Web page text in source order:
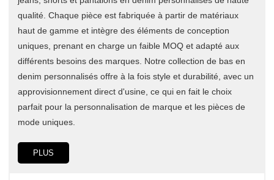
qualité. Chaque pièce est fabriquée à partir de matériaux
haut de gamme et intègre des éléments de conception
uniques, prenant en charge un faible MOQ et adapté aux
différents besoins des marques. Notre collection de bas en
denim personnalisés offre à la fois style et durabilité, avec un
approvisionnement direct d'usine, ce qui en fait le choix
parfait pour la personnalisation de marque et les pièces de
mode uniques.
PLUS